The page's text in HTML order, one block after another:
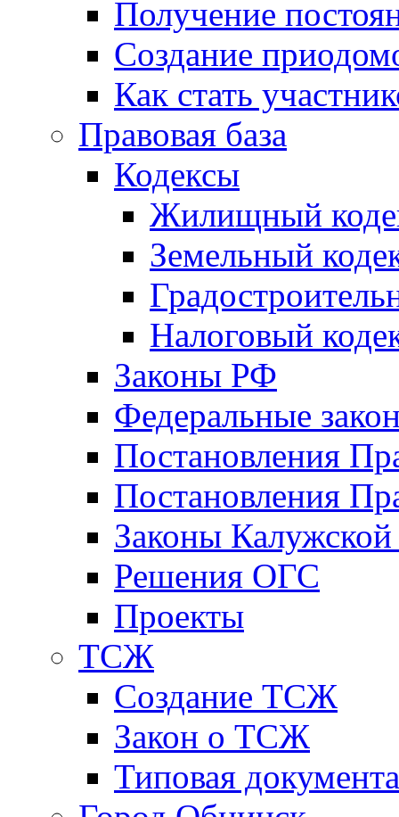
Получение
Создание
Как стать
Правовая база
Кодексы
Жилищный
Земельный
Налоговый
Законы РФ
Федеральные
Постановления
Постановления
Законы Калужской
Решения ОГС
Проекты
ТСЖ
Создание ТСЖ
Закон о ТСЖ
Типовая